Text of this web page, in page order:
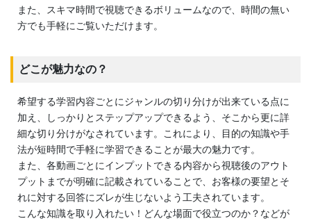
また、スキマ時間で視聴できるボリュームなので、時間の無い
方でも手軽にご覧いただけます。
どこが魅力なの？
希望する学習内容ごとにジャンルの切り分けが出来ている点に
加え、しっかりとステップアップできるよう、そこから更に詳
細な切り分けがなされています。これにより、目的の知識や手
法が短時間で手軽に学習できることが最大の魅力です。
また、各動画ごとにインプットできる内容から視聴後のアウト
プットまでが明確に記載されていることで、お客様の要望とそ
れに対する回答にズレが生じないよう工夫されています。
こんな知識を取り入れたい！どんな場面で役立つのか？などが